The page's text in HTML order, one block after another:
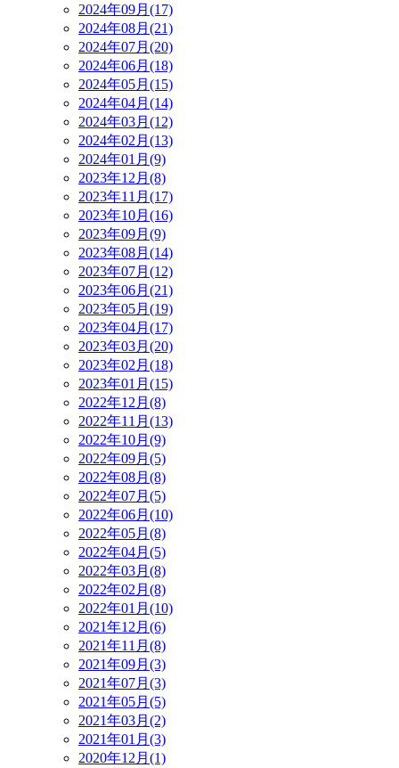
2024年09月(17)
2024年08月(21)
2024年07月(20)
2024年06月(18)
2024年05月(15)
2024年04月(14)
2024年03月(12)
2024年02月(13)
2024年01月(9)
2023年12月(8)
2023年11月(17)
2023年10月(16)
2023年09月(9)
2023年08月(14)
2023年07月(12)
2023年06月(21)
2023年05月(19)
2023年04月(17)
2023年03月(20)
2023年02月(18)
2023年01月(15)
2022年12月(8)
2022年11月(13)
2022年10月(9)
2022年09月(5)
2022年08月(8)
2022年07月(5)
2022年06月(10)
2022年05月(8)
2022年04月(5)
2022年03月(8)
2022年02月(8)
2022年01月(10)
2021年12月(6)
2021年11月(8)
2021年09月(3)
2021年07月(3)
2021年05月(5)
2021年03月(2)
2021年01月(3)
2020年12月(1)